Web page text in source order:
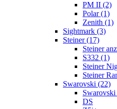
PM II (2)
Polar (1)
Zenith (1)
Sightmark (3)
Steiner (17)
Steiner
S332 (1)
Steiner
Steiner
Swarovski (22)
Swarovski
DS